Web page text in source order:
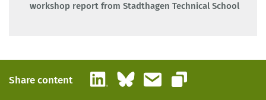
workshop report from Stadthagen Technical School
Share content LinkedInBlueskyEmail
Copy link